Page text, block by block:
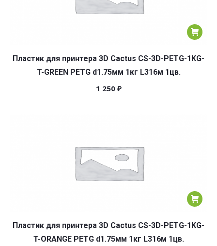
Пластик для принтера 3D Cactus CS-3D-PETG-1KG-
T-GREEN PETG d1.75мм 1кг L316м 1цв.
1 250 ₽
Пластик для принтера 3D Cactus CS-3D-PETG-1KG-
T-ORANGE PETG d1.75мм 1кг L316м 1цв.